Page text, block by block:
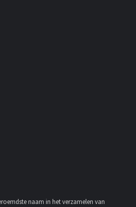
naam in het verzamelen van